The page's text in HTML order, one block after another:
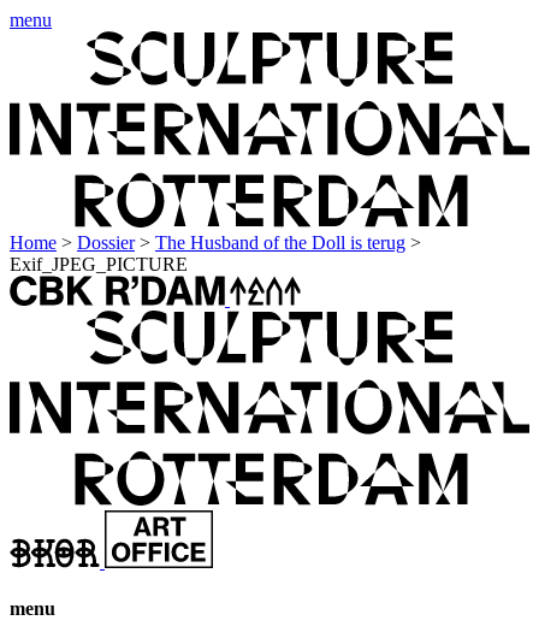
menu
Home > Dossier > The Husband of the Doll is terug >
Exif_JPEG_PICTURE
menu